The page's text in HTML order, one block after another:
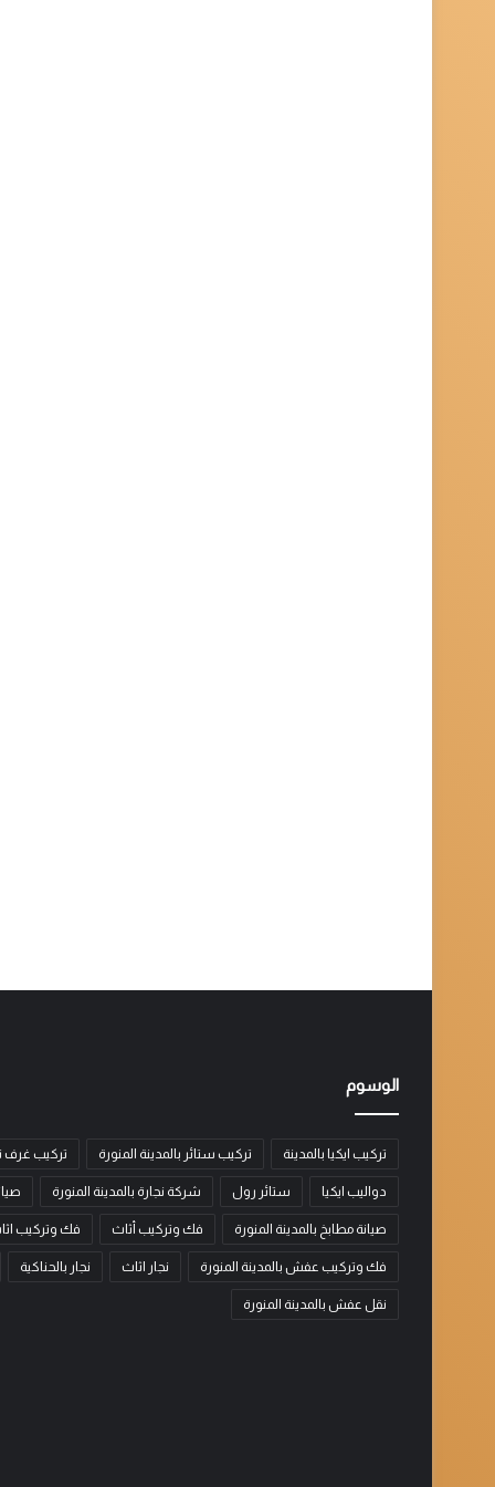
الوسوم
تركيب ايكيا بالمدينة تركيب ستائر بالمدينة المنورة تركيب غرف
دواليب ايكيا ستائر رول شركة نجارة بالمدينة المنورة
صيانة مطابخ بالمدينة المنورة فك وتركيب أثاث فك وتركيب
فك وتركيب عفش بالمدينة المنورة نجار اثاث نجار بالحناكية
نقل عفش بالمدينة المنورة